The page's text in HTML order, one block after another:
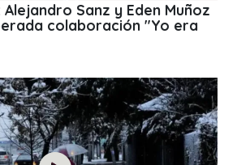
Alejandro Sanz y Eden Muñoz
colaboración "Yo era